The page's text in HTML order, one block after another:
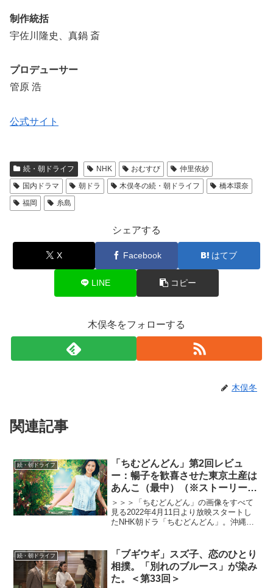
制作統括
宇佐川隆史、真鍋 斎
プロデューサー
管原 浩
公式サイト
続・朝ドライフ NHK おむすび
仲里依紗
国内ドラマ
朝ドラ 木俣冬の続・朝ドライフ
橋本環奈
福岡
糸島
シェアする
X Facebook はてブ
LINE コピー
木俣冬をフォローする
木俣冬
関連記事
続・朝ドライフ
「ちむどんどん」第2回レビュ
ー：暢子を歓喜させた東京土産は
あんこ（最中）（※ストーリーネ
タバレあり）
＞＞＞「ちむどんどん」の画像をすべて
見る2022年4月11日より放映スタートし
たNHK朝ドラ「ちむどんどん」。沖縄の
夢をかける主人公と支え合う兄妹たちの
絆を描くストー...
続・朝ドライフ
「ブギウギ」スズ子、恋のひとり
相撲。「別れのブルース」が染み
た。＜第33回＞